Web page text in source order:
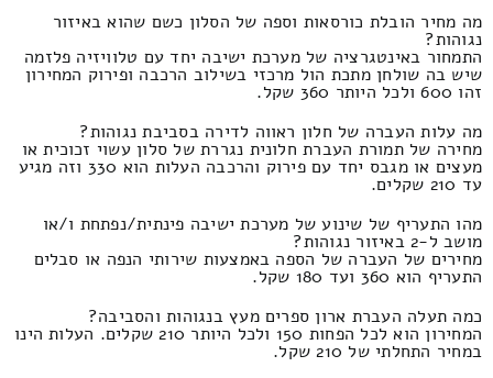
מה מחיר הובלת כורסאות וספה של הסלון כשם שהוא באיזור
נגוהות?
התמחור באינטגרציה של מערכת ישיבה יחד עם טלוויזיה פלזמה
שיש בה שולחן מתכת הול מרכזי בשילוב הרכבה ופירוק המחירון
זהו 600 ולכל היותר 360 שקל.
מה עלות העברה של חלון ראווה לדירה בסביבת נגוהות?
מחירה של תמורת העברת חלונית נגררת של סלון עשוי זכוכית או
מעצים או מגבס יחד עם פירוק והרכבה העלות הוא 330 וזה מגיע
עד 210 שקלים.
מהו התעריף של שינוע של מערכת ישיבה פינתית/נפתחת ו/או
מושב ל-2 באיזור נגוהות?
מחירים של העברה של הספה באמצעות שירותי הנפה או סבלים
התעריף הוא 360 ועד 180 שקל.
כמה תעלה העברת ארון ספרים מעץ בנגוהות והסביבה?
המחירון הוא לכל הפחות 150 ולכל היותר 210 שקלים. העלות הינו
במחיר התחלתי של 210 שקל.